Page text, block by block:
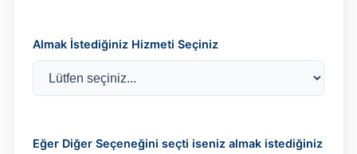
Almak İstediğiniz Hizmeti Seçiniz
Eğer Diğer Seçeneğini seçti iseniz almak istediğiniz